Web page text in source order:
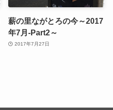
薪の里ながとろの今～2017
年7月-Part2～
2017年7月27日